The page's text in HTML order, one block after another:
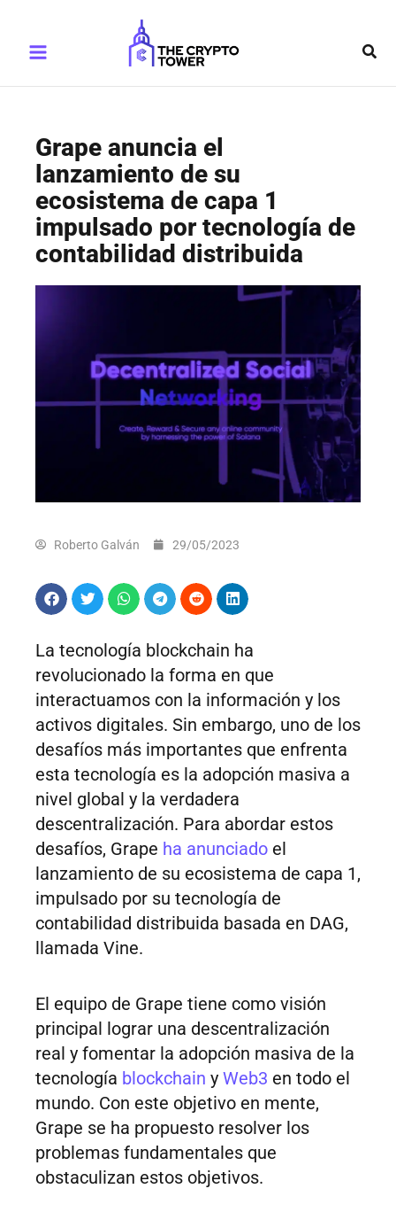
contenido
Menu
Grape anuncia el
lanzamiento de su
ecosistema de capa 1
impulsado por tecnología de
contabilidad distribuida
Roberto Galván 29/05/2023
La tecnología blockchain ha
revolucionado la forma en que
interactuamos con la información y los
activos digitales. Sin embargo, uno de los
desafíos más importantes que enfrenta
esta tecnología es la adopción masiva a
nivel global y la verdadera
descentralización. Para abordar estos
desafíos, Grape ha anunciado el
lanzamiento de su ecosistema de capa 1,
impulsado por su tecnología de
contabilidad distribuida basada en DAG,
llamada Vine.
El equipo de Grape tiene como visión
principal lograr una descentralización
real y fomentar la adopción masiva de la
tecnología blockchain y Web3 en todo el
mundo. Con este objetivo en mente,
Grape se ha propuesto resolver los
problemas fundamentales que
obstaculizan estos objetivos.